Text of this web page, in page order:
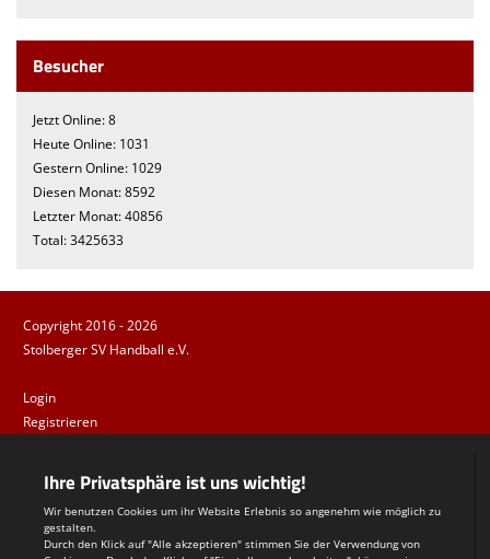
Besucher
Jetzt Online: 8
Heute Online: 1031
Gestern Online: 1029
Diesen Monat: 8592
Letzter Monat: 40856
Total: 3425633
Copyright 2016 - 2026
Stolberger SV Handball e.V.
Login
Registrieren
Datenschutzerklärung
Teamsports 2